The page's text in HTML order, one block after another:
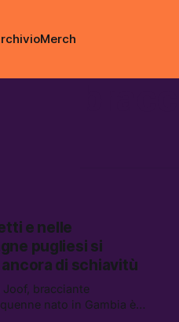
Merch
e nelle
pugliesi si
di schiavitù
Joof, bracciante
nato in Gambia è